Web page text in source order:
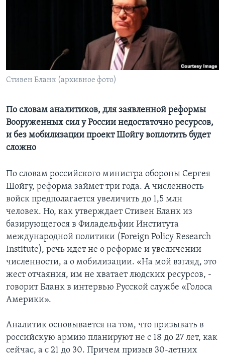
Стивен Бланк (архивное фото)
По словам аналитиков, для заявленной реформы
Вооруженных сил у России недостаточно ресурсов,
и без мобилизации проект Шойгу воплотить будет
сложно
По словам российского министра обороны Сергея
Шойгу, реформа займет три года. А численность
войск предполагается увеличить до 1,5 млн
человек. Но, как утверждает Стивен Бланк из
базирующегося в Филадельфии Института
международной политики (Foreign Policy Research
Institute), речь идет не о реформе и увеличении
численности, а о мобилизации. «На мой взгляд, это
жест отчаяния, им не хватает людских ресурсов, -
говорит Бланк в интервью Русской службе «Голоса
Америки».
Аналитик основывается на том, что призывать в
российскую армию планируют не с 18 до 27 лет, как
сейчас, а с 21 до 30. Причем призыв 30-летних